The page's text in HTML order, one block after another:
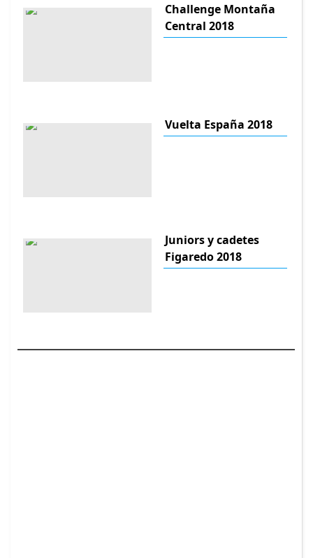
Challenge Montaña
Central 2018
Vuelta España 2018
Juniors y cadetes
Figaredo 2018